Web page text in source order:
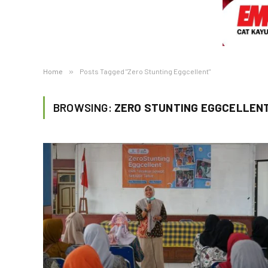
Home » Posts Tagged "Zero Stunting Eggcellent"
BROWSING: ZERO STUNTING